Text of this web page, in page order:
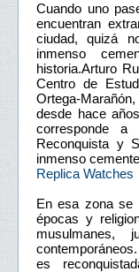
Cuando uno
encuentran
ciudad, quizá
inmenso
historia.Arturo
Centro de
Ortega-
desde hace
corresponde
Reconquista y
inmenso
Replica Watches
En esa zona se
épocas y
musulmanes,
es